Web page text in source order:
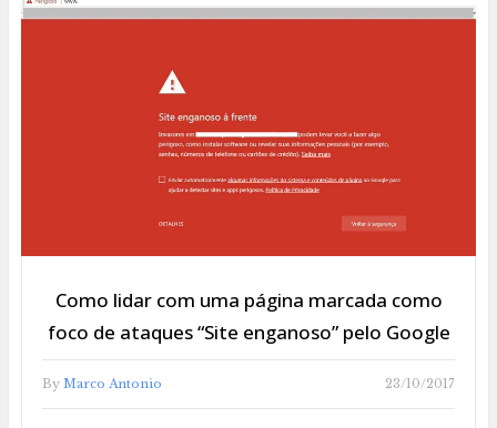
Como lidar com uma página marcada como
foco de ataques “Site enganoso” pelo Google
By Marco Antonio 23/10/2017